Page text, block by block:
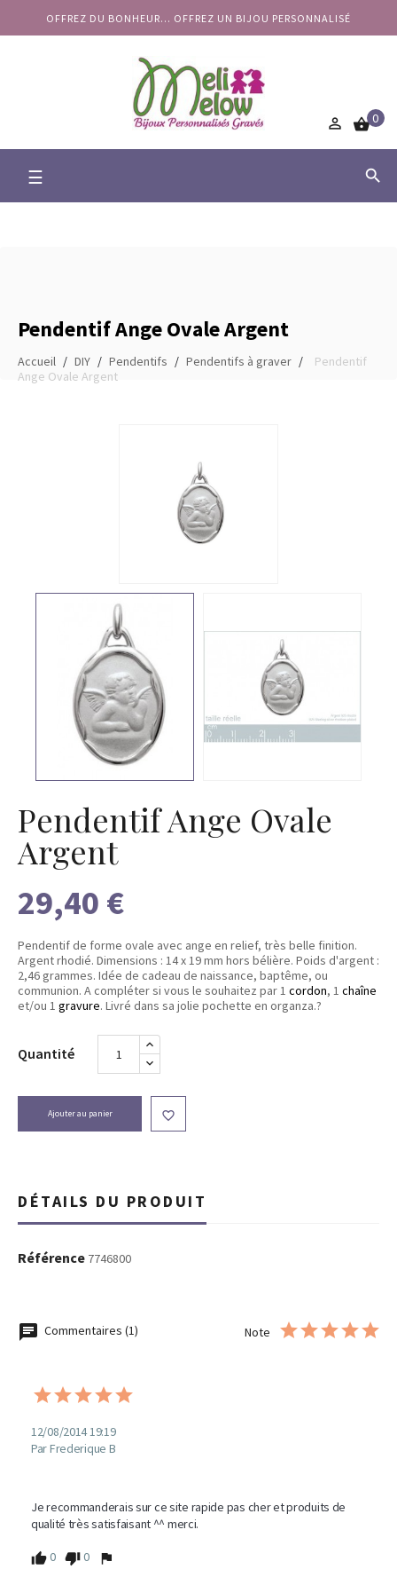
OFFREZ DU BONHEUR... OFFREZ UN BIJOU PERSONNALISÉ
 0
Basculer
☰ 
Pendentif Ange Ovale Argent
Accueil DIY Pendentifs Pendentifs à graver
Pendentif
Ange Ovale Argent
Pendentif Ange Ovale
Argent
29,40 €
Pendentif de forme ovale avec ange en relief, très belle finition.
Argent rhodié. Dimensions : 14 x 19 mm hors bélière. Poids d'argent :
2,46 grammes. Idée de cadeau de naissance, baptême, ou
communion. A compléter si vous le souhaitez par 1 cordon, 1 chaîne
et/ou 1 gravure. Livré dans sa jolie pochette en organza.?
Quantité
Ajouter au panier 
DÉTAILS DU PRODUIT
Référence 7746800
Commentaires (1) Note
12/08/2014 19:19
Par Frederique B
Je recommanderais sur ce site rapide pas cher et produits de
qualité très satisfaisant ^^ merci.
0 0